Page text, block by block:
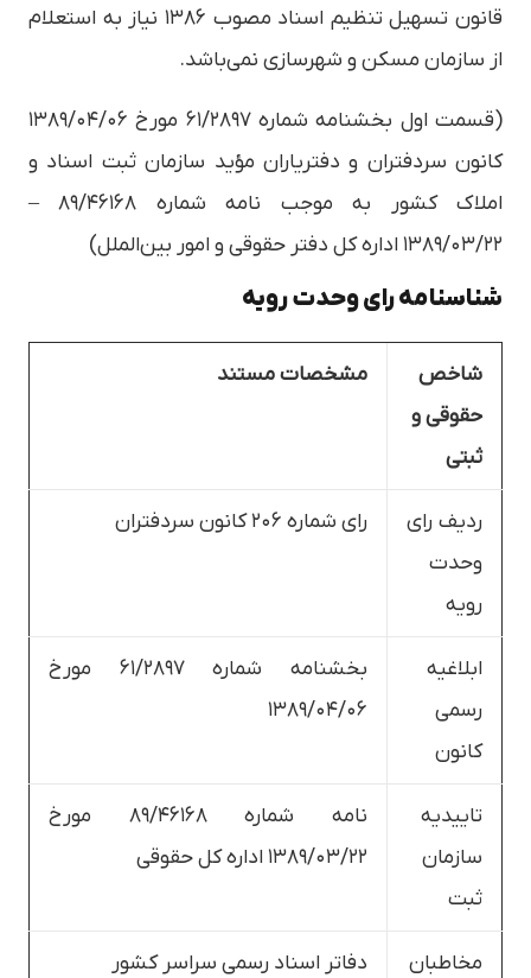
قانون تسهیل تنظیم اسناد مصوب ۱۳۸۶ نیاز به استعلام
از سازمان مسکن و شهرسازی نمی‌باشد.
(قسمت اول بخشنامه شماره ۶۱/۲۸۹۷ مورخ ۱۳۸۹/۰۴/۰۶
کانون سردفتران و دفتریاران مؤید سازمان ثبت اسناد و
املاک کشور به موجب نامه شماره ۸۹/۴۶۱۶۸ –
۱۳۸۹/۰۳/۲۲ اداره کل دفتر حقوقی و امور بین‌الملل)
شناسنامه رای وحدت رویه
شاخص
حقوقی و
ثبتی
مشخصات مستند
ردیف رای
وحدت
رویه
رای شماره ۲۰۶ کانون سردفتران
ابلاغیه
رسمی
کانون
بخشنامه شماره ۶۱/۲۸۹۷ مورخ
۱۳۸۹/۰۴/۰۶
تاییدیه
سازمان
ثبت
نامه شماره ۸۹/۴۶۱۶۸ مورخ
۱۳۸۹/۰۳/۲۲ اداره کل حقوقی
مخاطبان
دفاتر اسناد رسمی سراسر کشور